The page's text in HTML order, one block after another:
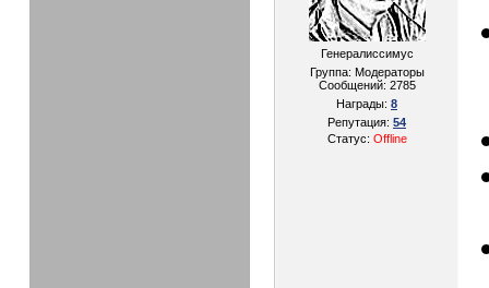
Генералиссимус
Группа: Модераторы
Сообщений: 2785
Награды: 8
Репутация: 54
Статус: Offline